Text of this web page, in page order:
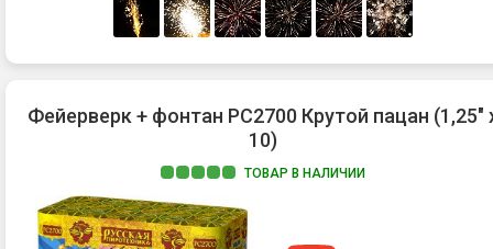
Фейерверк + фонтан РС2700 Крутой пацан (1,25"
10)
ТОВАР В НАЛИЧИИ